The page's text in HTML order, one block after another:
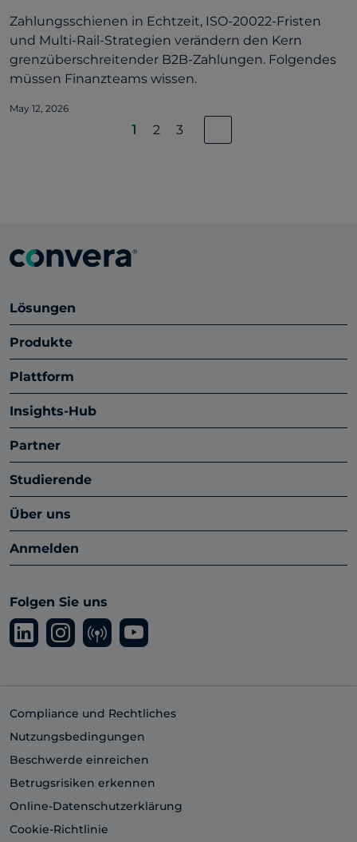
Zahlungsschienen in Echtzeit, ISO-20022-Fristen
und Multi-Rail-Strategien verändern den Kern
grenzüberschreitender B2B-Zahlungen. Folgendes
müssen Finanzteams wissen.
May 12, 2026
1 2 3
Lösungen
Produkte
Plattform
Insights-Hub
Partner
Studierende
Über uns
Anmelden
Folgen Sie uns
Compliance und Rechtliches
Nutzungsbedingungen
Beschwerde einreichen
Betrugsrisiken erkennen
Online-Datenschutzerklärung
Cookie-Richtlinie